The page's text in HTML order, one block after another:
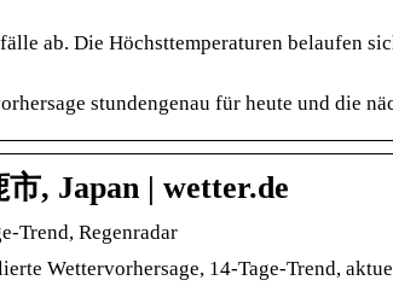
ab. Die Höchsttemperaturen belaufen
stundengenau für heute und die
, Japan | wetter.de
Trend, Regenradar
Wettervorhersage, 14-Tage-Trend,